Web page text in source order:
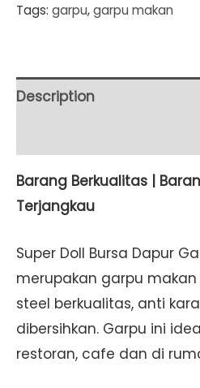
pcs
SET
Lusin]
quantity
Tags: garpu,garpu makan
Description
Barang Berkualitas |
Terjangkau
Super Doll Bursa Dapur
merupakan garpu
steel berkualitas, anti
dibersihkan. Garpu ini
restoran, cafe dan di